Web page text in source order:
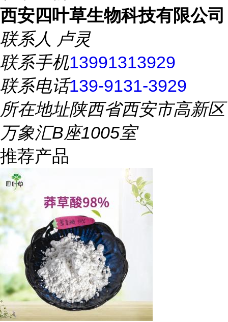
西安四叶草生物科技有限公司
联系人 卢灵
联系手机13991313929
联系电话139-9131-3929
所在地址陕西省西安市高新区
万象汇B座1005室
推荐产品